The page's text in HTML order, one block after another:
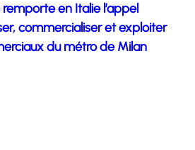
en Italie l’appel
commercialiser et exploiter
du métro de Milan